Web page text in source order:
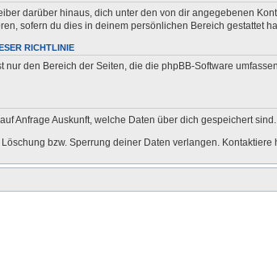
darüber hinaus, dich unter den von dir angegebenen
sofern du dies in deinem persönlichen Bereich gestattet
RICHTLINIE
nur den Bereich der Seiten, die die phpBB-Software
Anfrage Auskunft, welche Daten über dich gespeichert sind.
bzw. Sperrung deiner Daten verlangen. Kontaktiere